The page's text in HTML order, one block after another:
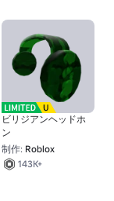
ビリジアンヘッドホ
ン
制作: Roblox
143K+